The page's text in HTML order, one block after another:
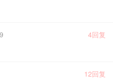
4回复
12回复